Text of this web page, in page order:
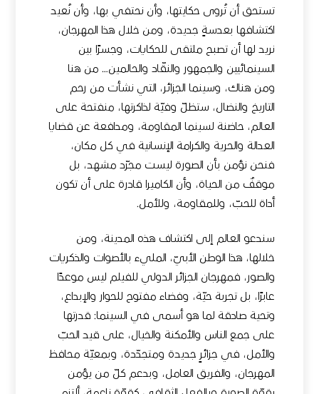
تستحق أن تُروى حكايتها، وأن نحتفي بها، وأن نُعيد
اكتشافها بعدسةٍ جديدة، ومن خلال هذا المهرجان،
نريد لها أن تصبح ملتقى للحكايات، وجسرًا بين
السينمائيين والجمهور والنقّاد والحالمين… من هنا
ومن هناك، وسينما الجزائر، التي نشأت من رحم
التاريخ والنضال، ستظلّ وفيّة لذاكرتها، منفتحة على
العالم، حاضنة لسينما المقاومة، ومدافعة عن قضايا
العدالة والحرية والكرامة الإنسانية في كل مكان،
فنحن نؤمن بأن الصورة ليست مجرّد مشهد، بل
موقفٌ من الحياة، وأن الكاميرا قادرة على أن تكون
أداة للحبّ، وللمقاومة، وللأمل.
سندعو العالم إلى اكتشاف هذه المدينة، ومن
خلالها، هذا الوطن الأبيّ، المليء بالأصوات والذكريات
والصور، فمهرجان الجزائر الدولي للفيلم ليس موعدًا
عابرًا، بل تجربة حيّة، وفضاء مفتوح للحوار والإبداع،
وتحية صادقة لما هو أسمى في السينما: قدرتها
على جمع الناس والأمكنة والخيال، على قيد الحبّ
والأمل، في جزائرٍ جديدة ومتجدّدة، وبمعيّة محافظ
المهرجان، والفريق العامل، وبدعم كلّ من يؤمن